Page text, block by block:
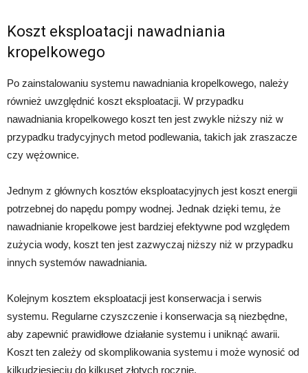
Koszt eksploatacji nawadniania
kropelkowego
Po zainstalowaniu systemu nawadniania kropelkowego, należy
również uwzględnić koszt eksploatacji. W przypadku
nawadniania kropelkowego koszt ten jest zwykle niższy niż w
przypadku tradycyjnych metod podlewania, takich jak zraszacze
czy wężownice.
Jednym z głównych kosztów eksploatacyjnych jest koszt energii
potrzebnej do napędu pompy wodnej. Jednak dzięki temu, że
nawadnianie kropelkowe jest bardziej efektywne pod względem
zużycia wody, koszt ten jest zazwyczaj niższy niż w przypadku
innych systemów nawadniania.
Kolejnym kosztem eksploatacji jest konserwacja i serwis
systemu. Regularne czyszczenie i konserwacja są niezbędne,
aby zapewnić prawidłowe działanie systemu i uniknąć awarii.
Koszt ten zależy od skomplikowania systemu i może wynosić od
kilkudziesięciu do kilkuset złotych rocznie.